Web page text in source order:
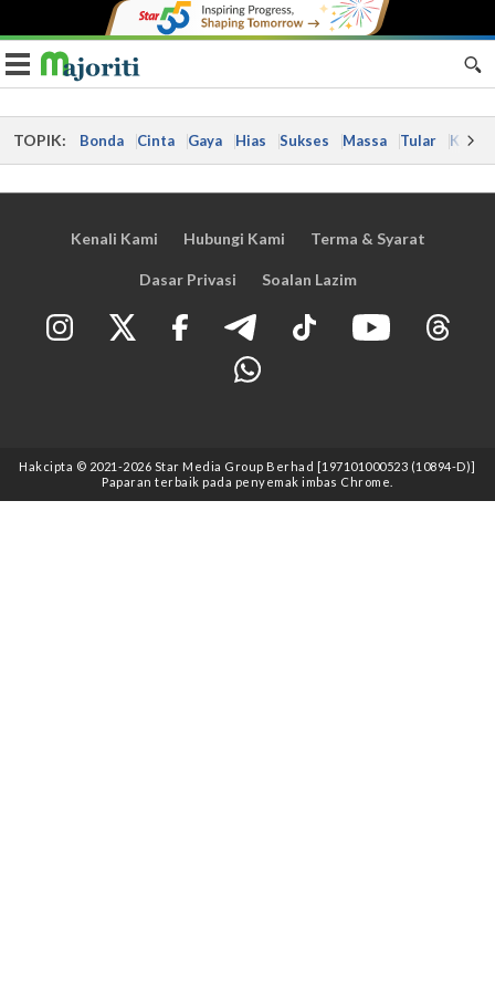
Toggle navigation
TOPIK: Bonda Cinta Gaya Hias Sukses Massa Tular Kes
Kenali Kami Hubungi Kami Terma & Syarat
Dasar Privasi Soalan Lazim
Hakcipta © 2021 -2026 Star Media Group Berhad [197101000523 (10894-D)]
Paparan terbaik pada penyemak imbas Chrome.